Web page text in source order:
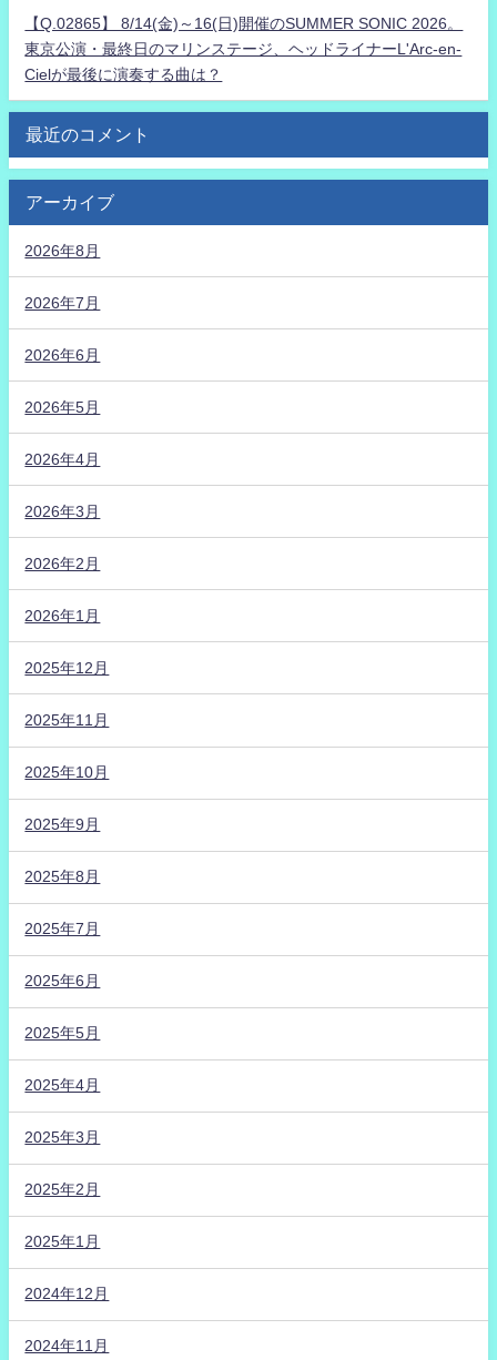
【Q.02865】 8/14(金)～16(日)開催のSUMMER SONIC 2026。
東京公演・最終日のマリンステージ、ヘッドライナーL'Arc-en-
Cielが最後に演奏する曲は？
最近のコメント
アーカイブ
2026年8月
2026年7月
2026年6月
2026年5月
2026年4月
2026年3月
2026年2月
2026年1月
2025年12月
2025年11月
2025年10月
2025年9月
2025年8月
2025年7月
2025年6月
2025年5月
2025年4月
2025年3月
2025年2月
2025年1月
2024年12月
2024年11月